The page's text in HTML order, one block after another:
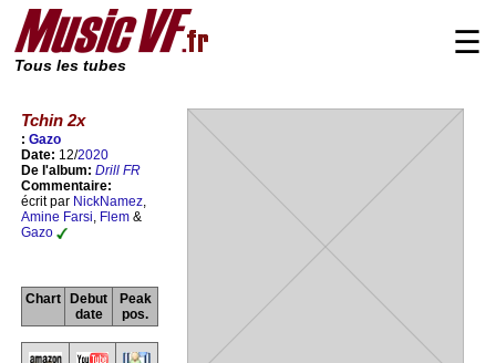
Tous les tubes
☰
Tchin 2x
: Gazo
Date: 12/2020
De l'album: Drill FR
Commentaire:
écrit par NickNamez,
Amine Farsi, Flem &
Gazo
Chart
Debut
date
Peak
pos.